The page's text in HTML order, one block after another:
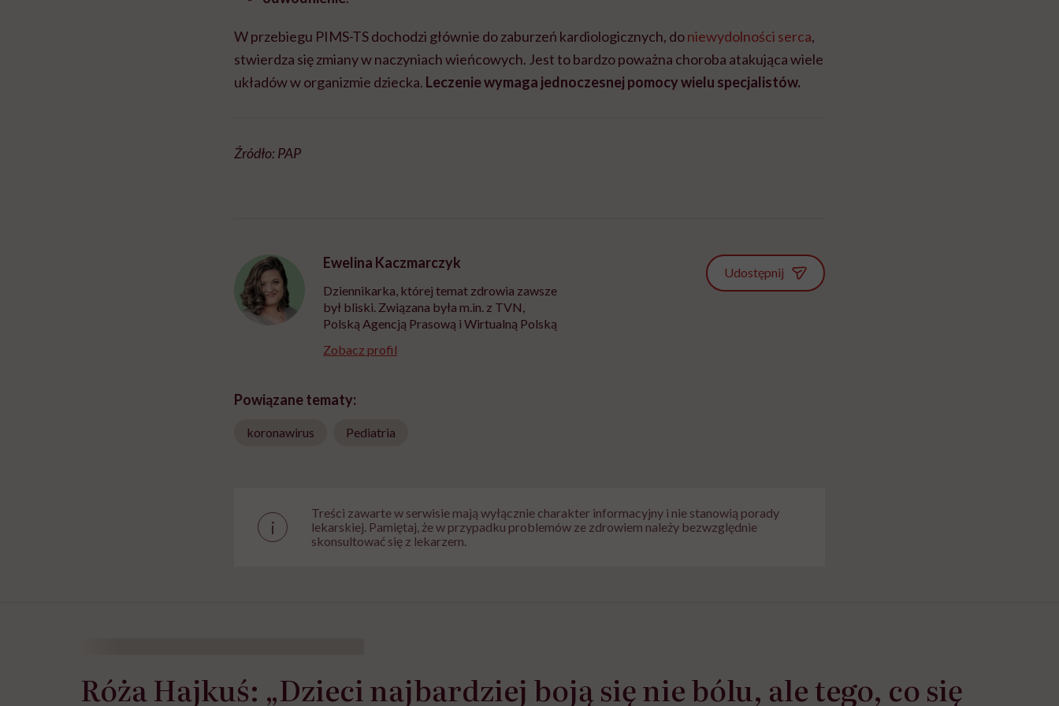
W przebiegu PIMS-TS dochodzi głównie do zaburzeń kardiologicznych, doniewydolności serca,
stwierdza się zmiany w naczyniach wieńcowych. Jest to bardzo poważna choroba atakująca wiele
układów w organizmie dziecka. Leczenie wymaga jednoczesnej pomocy wielu specjalistów.
Źródło: PAP
Ewelina Kaczmarczyk
Dziennikarka, której temat zdrowia zawsze
był bliski. Związana była m.in. z TVN,
Polską Agencją Prasową i Wirtualną Polską
Zobacz profil
Udostępnij
Powiązane tematy:
koronawirus Pediatria
i
Treści zawarte w serwisie mają wyłącznie charakter informacyjny i nie stanowią porady
lekarskiej. Pamiętaj, że w przypadku problemów ze zdrowiem należy bezwzględnie
skonsultować się z lekarzem.
Róża Hajkuś: „Dzieci najbardziej boją się nie bólu, ale tego, co się